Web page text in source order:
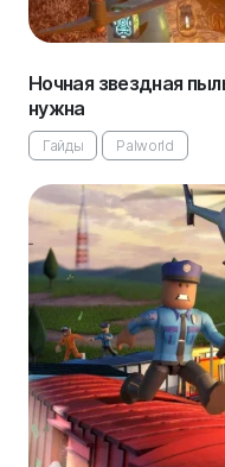
Ночная звездная
нужна
Гайды Palworld